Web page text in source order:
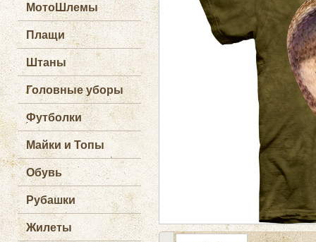
МотоШлемы
Плащи
Штаны
Головные уборы
Футболки
Майки и Топы
Обувь
Рубашки
Жилеты